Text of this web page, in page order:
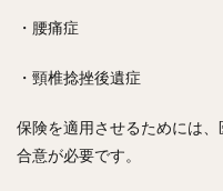
・腰痛症
・頸椎捻挫後遺症
保険を適用させるためには
合意が必要です。